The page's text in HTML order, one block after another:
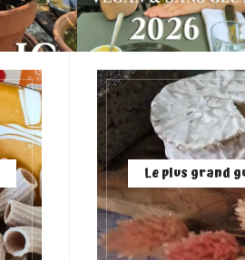
Le plus grand